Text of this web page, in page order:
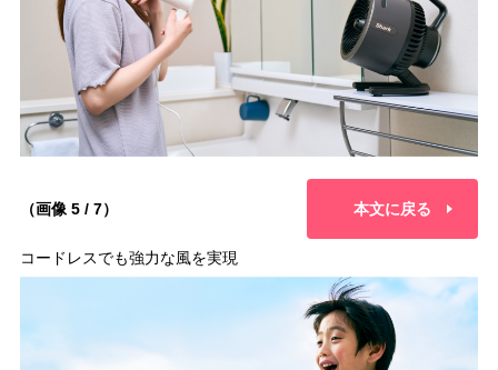
（画像 5 / 7） 本文に戻る
コードレスでも強力な風を実現